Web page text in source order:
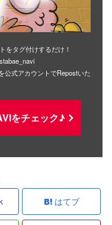
をタグ付けするだけ！
公式アカウントでRepostいた
をチェック♪
はてブ